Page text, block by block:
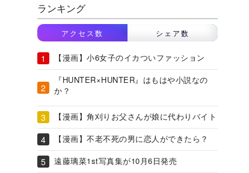
ランキング
アクセス数 シェア数
【漫画】小6女子のイカついファッション
『HUNTER×HUNTER』はもはや小説なの
か？
【漫画】角刈りお父さんが娘に代わりバイト
【漫画】不老不死の男に恋人ができたら？
遠藤璃菜1st写真集が10月6日発売